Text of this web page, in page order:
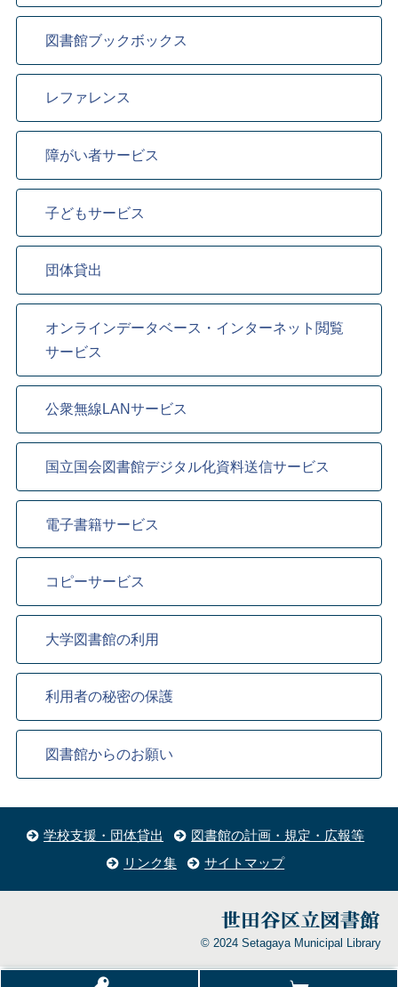
図書館ブックボックス
レファレンス
障がい者サービス
子どもサービス
団体貸出
オンラインデータベース・インターネット閲覧
サービス
公衆無線LANサービス
国立国会図書館デジタル化資料送信サービス
電子書籍サービス
コピーサービス
大学図書館の利用
利用者の秘密の保護
図書館からのお願い
学校支援・団体貸出
図書館の計画・規定・広報等
リンク集
サイトマップ
© 2024 Setagaya Municipal Library